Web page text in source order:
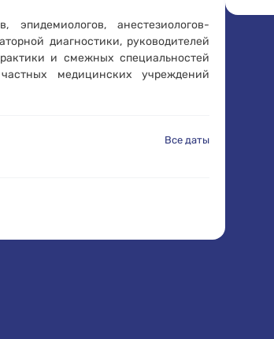
анестезиологов-
диагностики, руководителей
и смежных специальностей
медицинских учреждений
Все даты